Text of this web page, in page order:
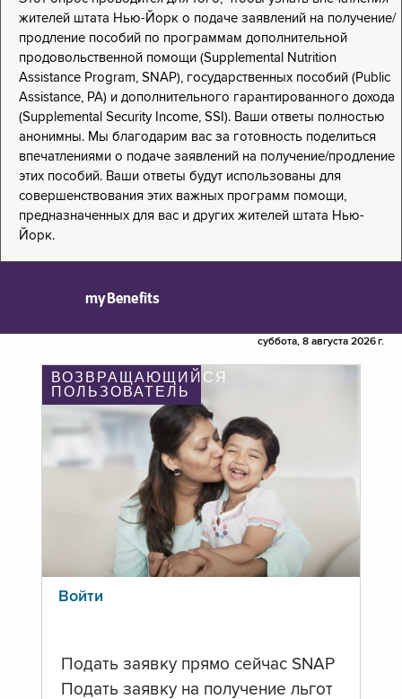
жителей штата Нью-Йорк о подаче заявлений на получение/
продление пособий по программам дополнительной
продовольственной помощи (Supplemental Nutrition
Assistance Program, SNAP), государственных пособий (Public
Assistance, PA) и дополнительного гарантированного дохода
(Supplemental Security Income, SSI). Ваши ответы полностью
анонимны. Мы благодарим вас за готовность поделиться
впечатлениями о подаче заявлений на получение/продление
этих пособий. Ваши ответы будут использованы для
совершенствования этих важных программ помощи,
предназначенных для вас и других жителей штата Нью-
Йорк.
myBenefits
суббота, 8 августа 2026 г.
ВОЗВРАЩАЮЩИЙСЯ
ПОЛЬЗОВАТЕЛЬ
Войти
Подать заявку прямо сейчас SNAP
Подать заявку на получение льгот